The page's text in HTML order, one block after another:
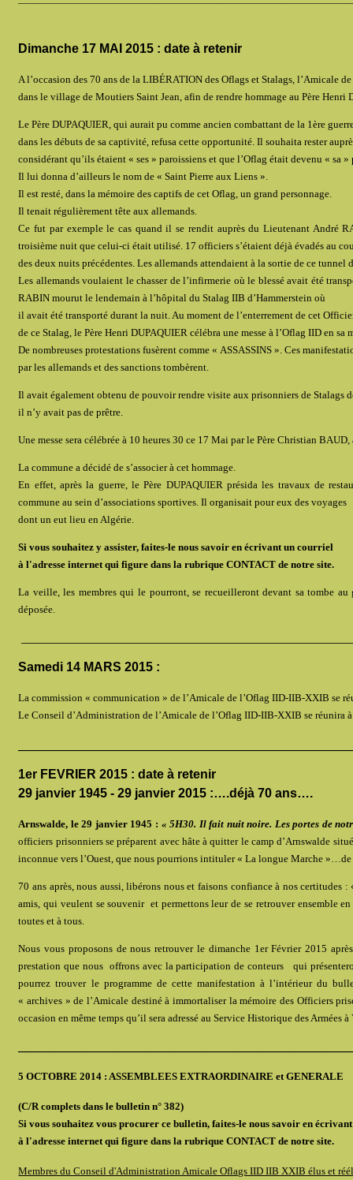
Dimanche 17 MAI 2015 : date à retenir
A l’occasion des 70 ans de la LIBÉRATION des Oflags et Stalags, l’Amicale
dans le village de Moutiers Saint Jean, afin de rendre hommage au Père
Le Père DUPAQUIER, qui aurait pu comme ancien combattant de la 1ère
dans les débuts de sa captivité, refusa cette opportunité. Il souhaita rester
considérant qu’ils étaient « ses » paroissiens et que l’Oflag était devenu « sa »
Il lui donna d’ailleurs le nom de « Saint Pierre aux Liens ».
Il est resté, dans la mémoire des captifs de cet Oflag, un grand personnage.
Il tenait régulièrement tête aux allemands.
Ce fut par exemple le cas quand il se rendit auprès du Lieutenant André
troisième nuit que celui-ci était utilisé. 17 officiers s’étaient déjà évadés au
des deux nuits précédentes. Les allemands attendaient à la sortie de ce tunnel
Les allemands voulaient le chasser de l’infirmerie où le blessé avait été
RABIN mourut le lendemain à l’hôpital du Stalag IIB d’Hammerstein où
il avait été transporté durant la nuit. Au moment de l’enterrement de cet
de ce Stalag, le Père Henri DUPAQUIER célébra une messe à l’Oflag IID en sa
De nombreuses protestations fusèrent comme « ASSASSINS ». Ces
par les allemands et des sanctions tombèrent.
Il avait également obtenu de pouvoir rendre visite aux prisonniers de Stalags
il n’y avait pas de prêtre.
Une messe sera célébrée à 10 heures 30 ce 17 Mai par le Père Christian
La commune a décidé de s’associer à cet hommage.
En effet, après la guerre, le Père DUPAQUIER présida les travaux de
commune au sein d’associations sportives. Il organisait pour eux des voyages
dont un eut lieu en Algérie.
Si vous souhaitez y assister, faites-le nous savoir en écrivant un courriel
à l'adresse internet qui figure dans la rubrique CONTACT de notre site.
La veille, les membres qui le pourront, se recueilleront devant sa tombe
déposée.
Samedi 14 MARS 2015 :
La commission « communication » de l’Amicale de l’Oflag IID-IIB-XXIB se
Le Conseil d’Administration de l’Amicale de l’Oflag IID-IIB-XXIB se réunira
1er FEVRIER 2015 : date à retenir
29 janvier 1945 - 29 janvier 2015 :….déjà 70 ans….
Arnswalde, le 29 janvier 1945 : « 5H30. Il fait nuit noire. Les portes de
officiers prisonniers se préparent avec hâte à quitter le camp d’Arnswalde
inconnue vers l’Ouest, que nous pourrions intituler « La longue Marche
70 ans après, nous aussi, libérons nous et faisons confiance à nos certitudes
amis, qui veulent se souvenir et permettons leur de se retrouver ensemble
toutes et à tous.
Nous vous proposons de nous retrouver le dimanche 1er Février 2015
prestation que nous offrons avec la participation de conteurs qui
pourrez trouver le programme de cette manifestation à l’intérieur du
« archives » de l’Amicale destiné à immortaliser la mémoire des Officiers
occasion en même temps qu’il sera adressé au Service Historique des Armées à
5 OCTOBRE 2014 : ASSEMBLEES EXTRAORDINAIRE et GENERALE
(C/R complets dans le bulletin n° 382)
Si vous souhaitez vous procurer ce bulletin, faites-le nous savoir en
à l'adresse internet qui figure dans la rubrique CONTACT de notre site.
Membres du Conseil d'Administration Amicale Oflags IID IIB XXIB élus et